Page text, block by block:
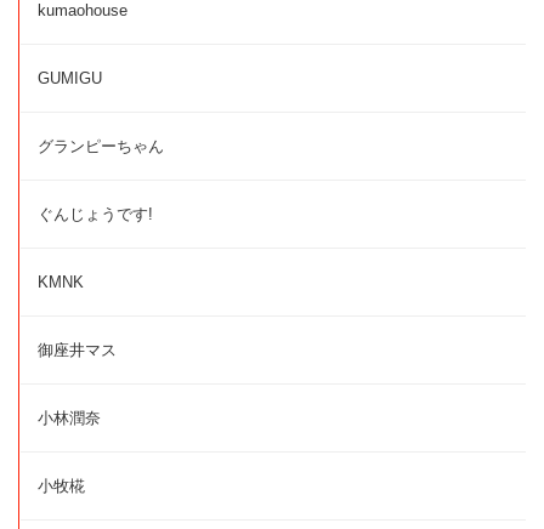
kumaohouse
GUMIGU
グランピーちゃん
ぐんじょうです!
KMNK
御座井マス
小林潤奈
小牧椛